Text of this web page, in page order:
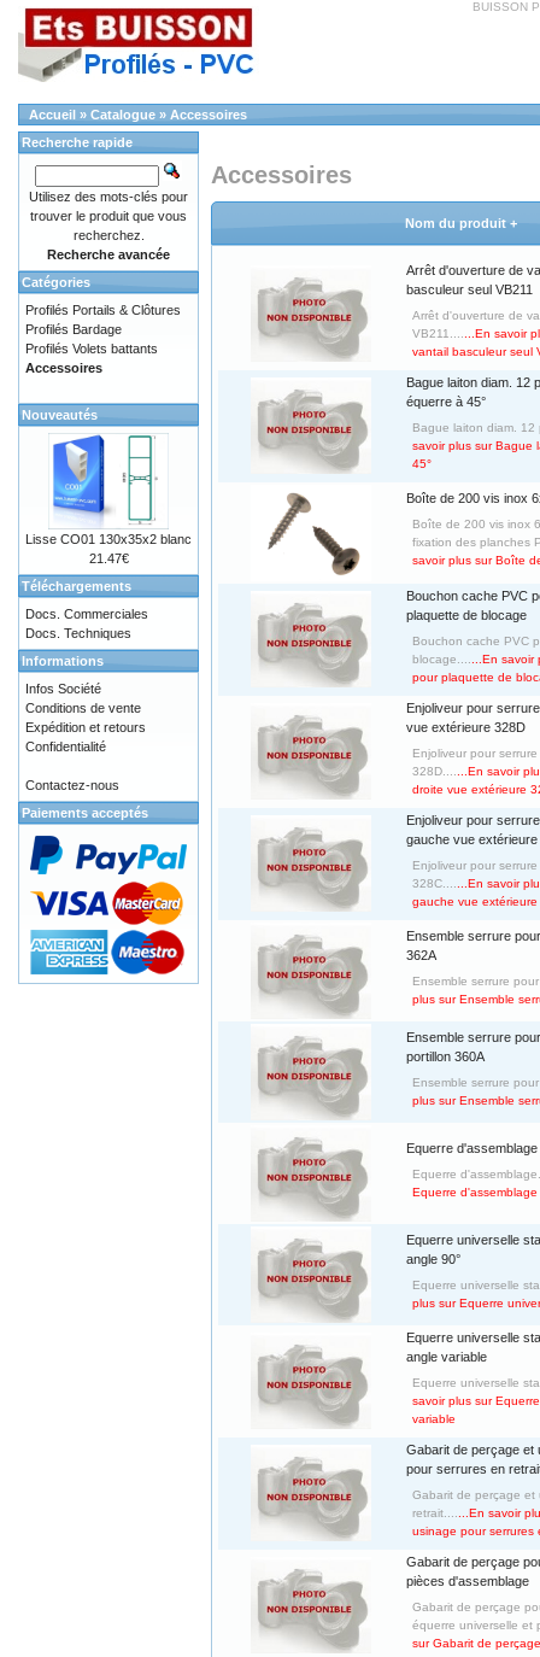
BUISSON
Accueil » Catalogue » Accessoires
Accessoires
Nom du produit +
Arrêt d'ouverture de
basculeur seul VB211
Arrêt d'ouverture de
VB211....
...En savoir
vantail basculeur seul
Bague laiton diam. 12
équerre à 45°
Bague laiton diam. 12
savoir plus sur Bague
45°
Boîte de 200 vis inox
Boîte de 200 vis inox
fixation des planches
savoir plus sur Boîte
Bouchon cache PVC
plaquette de blocage
Bouchon cache PVC
blocage....
...En
pour plaquette de
Enjoliveur pour
vue extérieure 328D
Enjoliveur pour
328D....
...En savoir
droite vue extérieure
Enjoliveur pour
gauche vue extérieure
Enjoliveur pour
328C....
...En savoir
gauche vue extérieure
Ensemble serrure
362A
Ensemble serrure
plus sur Ensemble
Ensemble serrure pour
portillon 360A
Ensemble serrure
plus sur Ensemble
Equerre d'assemblage
Equerre
Equerre d'assemblage
Equerre universelle
angle 90°
Equerre universelle
plus sur Equerre
Equerre universelle
angle variable
Equerre universelle
savoir plus sur
variable
Gabarit de perçage et
pour serrures en
Gabarit de perçage et
retrait....
...En savoir
usinage pour serrures
Gabarit de perçage
pièces d'assemblage
Gabarit de perçage
équerre universelle et
sur Gabarit de
Recherche rapide
Utilisez des mots-clés pour
trouver le produit que vous
recherchez.
Recherche avancée
Catégories
Profilés Portails & Clôtures
Profilés Bardage
Profilés Volets battants
Accessoires
Nouveautés
Lisse CO01 130x35x2 blanc
21.47€
Téléchargements
Docs. Commerciales
Docs. Techniques
Informations
Infos Société
Conditions de vente
Expédition et retours
Confidentialité
Contactez-nous
Paiements acceptés